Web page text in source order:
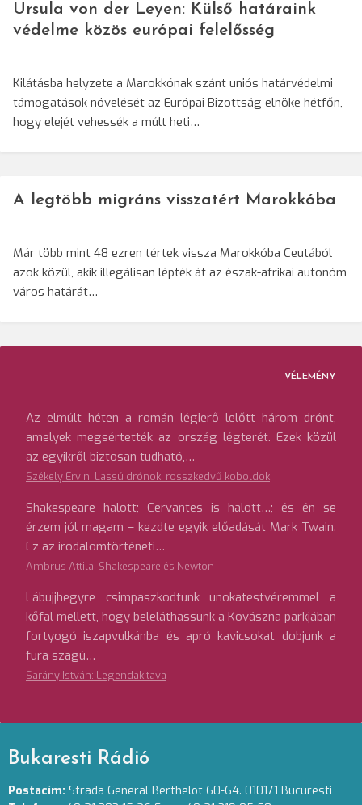
Ursula von der Leyen: Külső határaink
védelme közös európai felelősség
Kilátásba helyzete a Marokkónak szánt uniós határvédelmi
támogatások növelését az Európai Bizottság elnöke hétfőn,
hogy elejét vehessék a múlt heti…
A legtöbb migráns visszatért Marokkóba
Már több mint 48 ezren tértek vissza Marokkóba Ceutából
azok közül, akik illegálisan lépték át az észak-afrikai autonóm
város határát…
VÉLEMÉNY
Az elmúlt héten a román légierő lelőtt három drónt,
amelyek megsértették az ország légterét. Ezek közül
az egyikről biztosan tudható,…
Székely Ervin: Lassú drónok, rosszkedvű koboldok
Shakespeare halott; Cervantes is halott…; és én se
érzem jól magam – kezdte egyik előadását Mark Twain.
Ez az irodalomtörténeti…
Ambrus Attila: Shakespeare és Newton
Lábujjhegyre csimpaszkodtunk unokatestvéremmel a
kőfal mellett, hogy beleláthassunk a Kovászna parkjában
fortyogó iszapvulkánba és apró kavicsokat dobjunk a
fura szagú…
Sarány István: Legendák tava
Bukaresti Rádió
Postacím: Strada General Berthelot 60-64. 010171 Bucuresti